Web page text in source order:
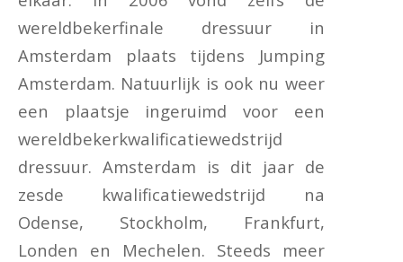
wereldbekerfinale dressuur in
Amsterdam plaats tijdens Jumping
Amsterdam. Natuurlijk is ook nu weer
een plaatsje ingeruimd voor een
wereldbekerkwalificatiewedstrijd
dressuur. Amsterdam is dit jaar de
zesde kwalificatiewedstrijd na
Odense, Stockholm, Frankfurt,
Londen en Mechelen. Steeds meer